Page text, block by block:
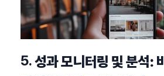
5.성과 모니터링 및 분석: